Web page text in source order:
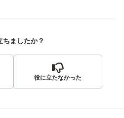
ちましたか？
役に立たなかった